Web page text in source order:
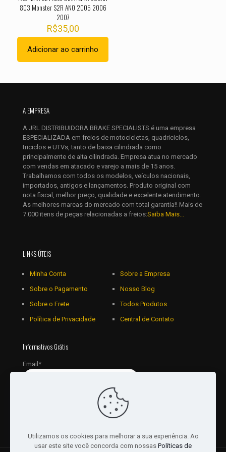
mail*
Salvar meus dados neste navegador para a próxima vez que
eu comentar.
803 Monster S2R ANO 2005 2006
2007
R$35,00
Adicionar ao carrinho
A EMPRESA
A JRL DISTRIBUIDORA BRAKE SPECIALISTS é uma empresa
ESPECIALIZADA em freios de motocicletas, quadriciclos,
triciclos e UTVs, tanto de baixa cilindrada como
principalmente de alta cilindrada. Empresa atua no mercado
com vendas em atacado e varejo a mais de 15 anos.
Trabalhamos com todos os modelos, veículos nacionais,
importados, antigos e lançamentos. Produto original com
nota fiscal, melhor preço, qualidade e excelente atendimento.
As melhores marcas do mercado com total garantia!! Mais de
7.000 itens de peças relacionadas a freios:Saiba Mais...
LINKS ÚTEIS
Minha Conta
Sobre o Pagamento
Sobre o Frete
Política de Privacidade
Sobre a Empresa
Nosso Blog
Todos Produtos
Central de Contato
Informativos Grátis
Email*
Utilizamos os cookies para melhorar a sua experiência. Ao
usar este site você concorda com nossas Políticas de